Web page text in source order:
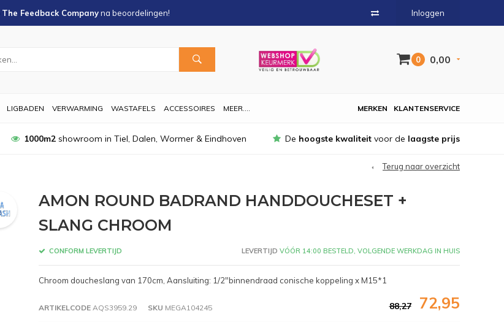
The Feedback Companyna beoordelingen! Inloggen
0 0,00
LIGBADEN VERWARMING WASTAFELS ACCESSOIRES MEER.... KLANTENSERVICE
MERKEN
1000m2showroom in Tiel, Dalen, Wormer & Eindhoven De hoogste kwaliteit voor de laagste prijs
Terug naar overzicht
AMON ROUND BADRAND HANDDOUCHESET +
SLANG CHROOM
CONFORM LEVERTIJD LEVERTIJD VÓÓR 14:00 BESTELD, VOLGENDE WERKDAG IN HUIS
Chroom doucheslang van 170cm, Aansluiting: 1/2"binnendraad conische koppeling x M15*1
ARTIKELCODEAQS3959.29 SKU MEGA104245 88,27 72,95